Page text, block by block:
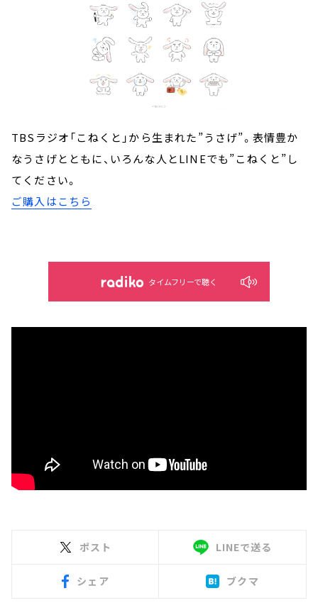
TBSラジオ「こねくと」から生まれた”うさげ”。表情豊か
なうさげとともに、いろんな人とLINEでも”こねくと”し
てください。
ご購入はこちら
タイムフリーで聴く
ポスト LINEで送る
シェア ブクマ